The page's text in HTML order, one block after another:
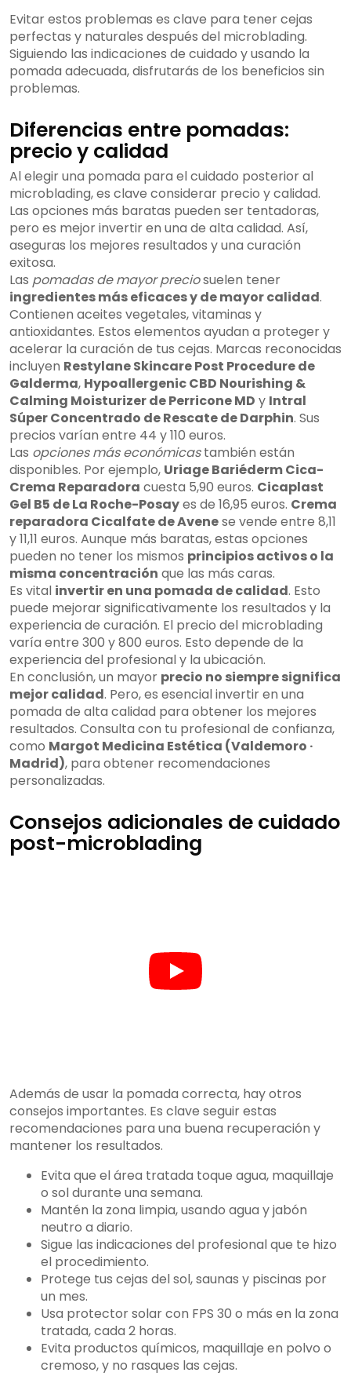
Evitar estos problemas es clave para tener cejas
perfectas y naturales después del microblading.
Siguiendo las indicaciones de cuidado y usando la
pomada adecuada, disfrutarás de los beneficios sin
problemas.
Diferencias entre pomadas:
precio y calidad
Al elegir una pomada para el cuidado posterior al
microblading, es clave considerar precio y calidad.
Las opciones más baratas pueden ser tentadoras,
pero es mejor invertir en una de alta calidad. Así,
aseguras los mejores resultados y una curación
exitosa.
Las pomadas de mayor preciosuelen tener
ingredientes más eficaces y de mayor calidad.
Contienen aceites vegetales, vitaminas y
antioxidantes. Estos elementos ayudan a proteger y
acelerar la curación de tus cejas. Marcas reconocidas
incluyen Restylane Skincare Post Procedure de
Galderma, Hypoallergenic CBD Nourishing &
Calming Moisturizer de Perricone MD y Intral
Súper Concentrado de Rescate de Darphin. Sus
precios varían entre 44 y 110 euros.
Las opciones más económicastambién están
disponibles. Por ejemplo, Uriage Bariéderm Cica-
Crema Reparadora cuesta 5,90 euros. Cicaplast
Gel B5 de La Roche-Posayes de 16,95 euros. Crema
reparadora Cicalfate de Avenese vende entre 8,11
y 11,11 euros. Aunque más baratas, estas opciones
pueden no tener los mismos principios activos o la
misma concentración que las más caras.
Es vital invertir en una pomada de calidad. Esto
puede mejorar significativamente los resultados y la
experiencia de curación. El precio del microblading
varía entre 300 y 800 euros. Esto depende de la
experiencia del profesional y la ubicación.
En conclusión, un mayor precio no siempre significa
mejor calidad. Pero, es esencial invertir en una
pomada de alta calidad para obtener los mejores
resultados. Consulta con tu profesional de confianza,
como Margot Medicina Estética (Valdemoro ·
Madrid), para obtener recomendaciones
personalizadas.
Consejos adicionales de cuidado
post-microblading
Además de usar la pomada correcta, hay otros
consejos importantes. Es clave seguir estas
recomendaciones para una buena recuperación y
mantener los resultados.
Evita que el área tratada toque agua, maquillaje
o sol durante una semana.
Mantén la zona limpia, usando agua y jabón
neutro a diario.
Sigue las indicaciones del profesional que te hizo
el procedimiento.
Protege tus cejas del sol, saunas y piscinas por
un mes.
Usa protector solar con FPS 30 o más en la zona
tratada, cada 2 horas.
Evita productos químicos, maquillaje en polvo o
cremoso, y no rasques las cejas.